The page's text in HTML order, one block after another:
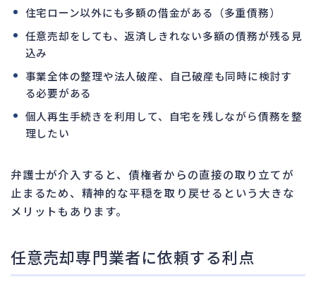
住宅ローン以外にも多額の借金がある（多重債務）
任意売却をしても、返済しきれない多額の債務が残る見
込み
事業全体の整理や法人破産、自己破産も同時に検討す
る必要がある
個人再生手続きを利用して、自宅を残しながら債務を整
理したい
弁護士が介入すると、債権者からの直接の取り立てが
止まるため、精神的な平穏を取り戻せるという大きな
メリットもあります。
任意売却専門業者に依頼する利点